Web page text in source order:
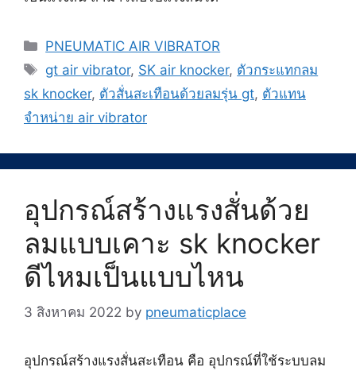
Categories
PNEUMATIC AIR VIBRATOR
Tags
gt air vibrator, SK air knocker, ตัวกระแทกลม
sk knocker, ตัวสั่นสะเทือนด้วยลมรุ่น gt, ตัวแทน
จำหน่าย air vibrator
อุปกรณ์สร้างแรงสั่นด้วย
ลมแบบเคาะ sk knocker
ดีไหมเป็นแบบไหน
3 สิงหาคม 2022 by pneumaticplace
อุปกรณ์สร้างแรงสั่นสะเทือน คือ อุปกรณ์ที่ใช้ระบบลม